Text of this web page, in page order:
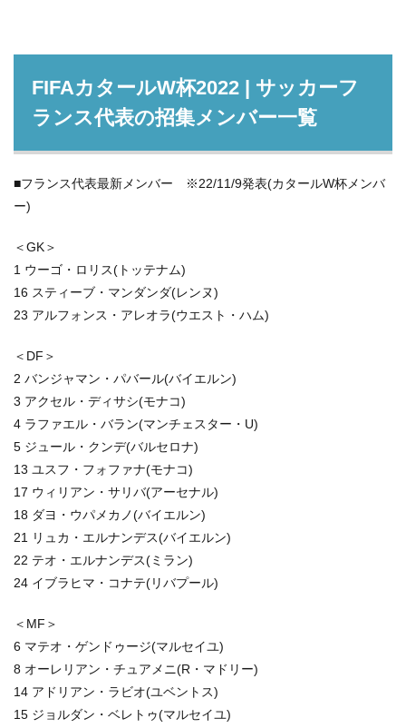
FIFAカタールW杯2022 | サッカーフ
ランス代表の招集メンバー一覧
■フランス代表最新メンバー ※22/11/9発表(カタールW杯メンバ
ー)
＜GK＞
1 ウーゴ・ロリス(トッテナム)
16 スティーブ・マンダンダ(レンヌ)
23 アルフォンス・アレオラ(ウエスト・ハム)
＜DF＞
2 バンジャマン・パバール(バイエルン)
3 アクセル・ディサシ(モナコ)
4 ラファエル・バラン(マンチェスター・U)
5 ジュール・クンデ(バルセロナ)
13 ユスフ・フォファナ(モナコ)
17 ウィリアン・サリバ(アーセナル)
18 ダヨ・ウパメカノ(バイエルン)
21 リュカ・エルナンデス(バイエルン)
22 テオ・エルナンデス(ミラン)
24 イブラヒマ・コナテ(リバプール)
＜MF＞
6 マテオ・ゲンドゥージ(マルセイユ)
8 オーレリアン・チュアメニ(R・マドリー)
14 アドリアン・ラビオ(ユベントス)
15 ジョルダン・ベレトゥ(マルセイユ)